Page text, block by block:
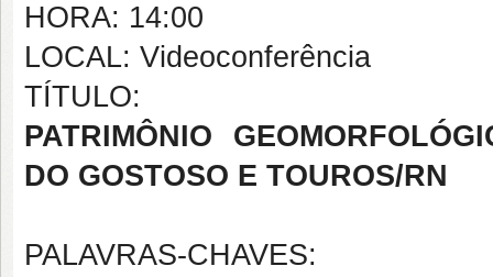
HORA: 14:00
LOCAL: Videoconferência
TÍTULO:
PATRIMÔNIO
DO GOSTOSO E TOUROS/RN
PALAVRAS-CHAVES: